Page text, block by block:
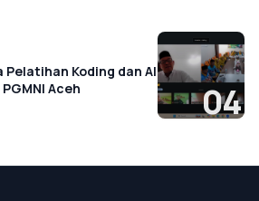
Pelatihan Koding dan AI
Aceh
04